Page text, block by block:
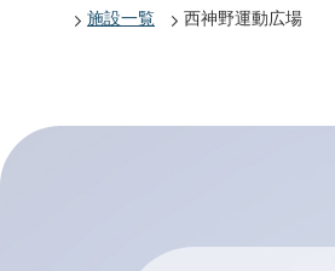
施設一覧
西神野運動広場